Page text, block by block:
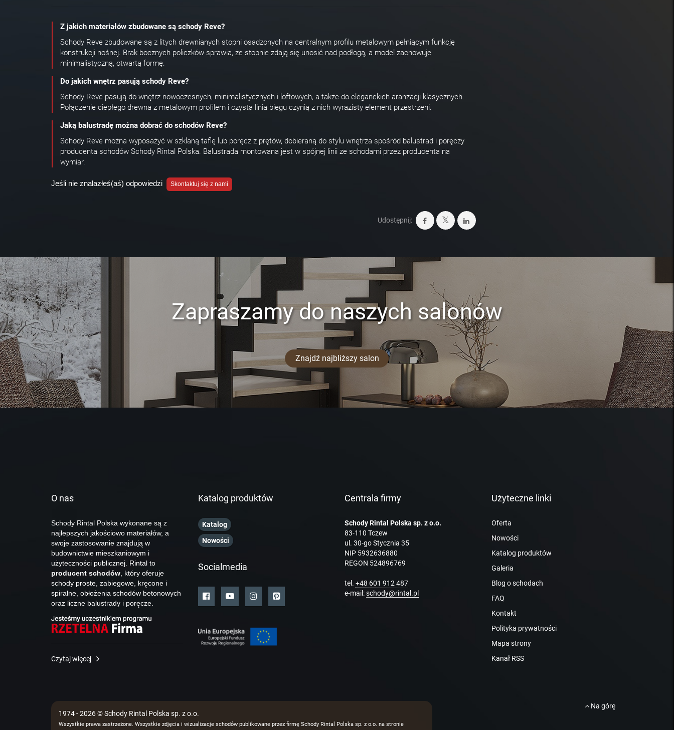
Z jakich materiałów zbudowane są schody Reve?
Schody Reve zbudowane są z litych drewnianych stopni osadzonych na centralnym profilu metalowym pełniącym funkcję
konstrukcji nośnej. Brak bocznych policzków sprawia, że stopnie zdają się unosić nad podłogą, a model zachowuje
minimalistyczną, otwartą formę.
Do jakich wnętrz pasują schody Reve?
Schody Reve pasują do wnętrz nowoczesnych, minimalistycznych i loftowych, a także do eleganckich aranżacji klasycznych.
Połączenie ciepłego drewna z metalowym profilem i czysta linia biegu czynią z nich wyrazisty element przestrzeni.
Jaką balustradę można dobrać do schodów Reve?
Schody Reve można wyposażyć w szklaną taflę lub poręcz z prętów, dobieraną do stylu wnętrza spośród balustrad i poręczy
producenta schodów Schody Rintal Polska. Balustrada montowana jest w spójnej linii ze schodami przez producenta na
wymiar.
Jeśli nie znalazłeś(aś) odpowiedzi Skontaktuj się z nami
Udostępnij:
Zapraszamy do naszych salonów
Znajdź najbliższy salon
O nas
Schody Rintal Polska wykonane są z
najlepszych jakościowo materiałów, a
swoje zastosowanie znajdują w
budownictwie mieszkaniowym i
użyteczności publicznej. Rintal to
producent schodów , który oferuje
schody proste, zabiegowe, kręcone i
spiralne, obłożenia schodów betonowych
oraz liczne balustrady i poręcze.
Czytaj więcej
Katalog produktów
Katalog
Nowości
Socialmedia
Centrala firmy
Schody Rintal Polska sp. z o.o.
83-110 Tczew
ul. 30-go Stycznia 35
NIP 5932636880
REGON 524896769
tel. +48 601 912 487
e-mail:schody@rintal.pl
Użyteczne linki
Oferta
Nowości
Katalog produktów
Galeria
Blog o schodach
FAQ
Kontakt
Polityka prywatności
Mapa strony
Kanał RSS
1974 - 2026 © Schody Rintal Polska sp. z o.o.
Wszystkie prawa zastrzeżone. Wszystkie zdjęcia i wizualizacje schodów publikowane przez firmę Schody Rintal Polska sp. z o.o. na stronie
Na górę